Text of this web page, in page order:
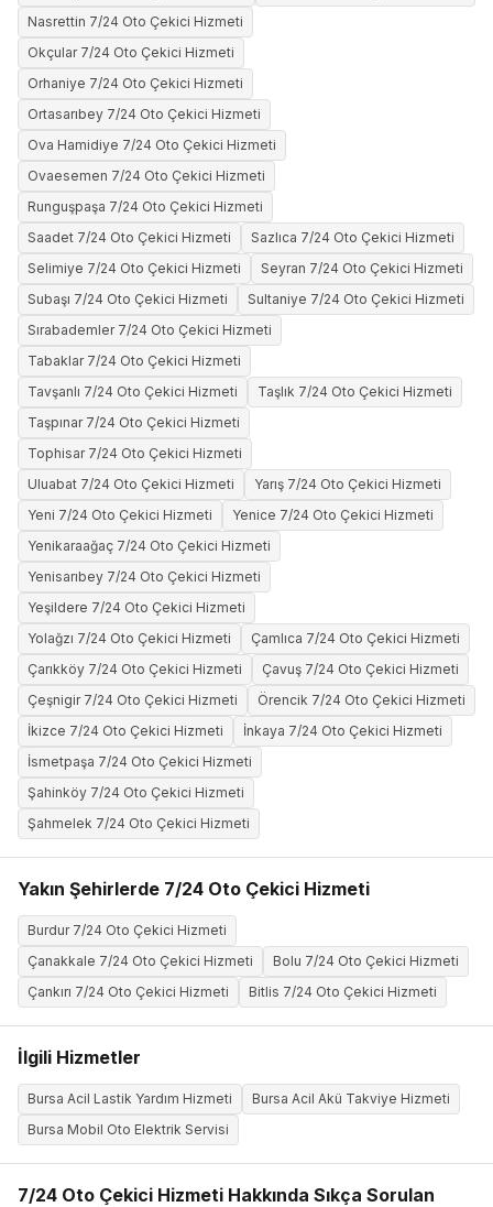
Nasrettin 7/24 Oto Çekici Hizmeti
Okçular 7/24 Oto Çekici Hizmeti
Orhaniye 7/24 Oto Çekici Hizmeti
Ortasarıbey 7/24 Oto Çekici Hizmeti
Ova Hamidiye 7/24 Oto Çekici Hizmeti
Ovaesemen 7/24 Oto Çekici Hizmeti
Runguşpaşa 7/24 Oto Çekici Hizmeti
Saadet 7/24 Oto Çekici Hizmeti
Sazlıca 7/24 Oto Çekici Hizmeti
Selimiye 7/24 Oto Çekici Hizmeti
Seyran 7/24 Oto Çekici Hizmeti
Subaşı 7/24 Oto Çekici Hizmeti
Sultaniye 7/24 Oto Çekici Hizmeti
Sırabademler 7/24 Oto Çekici Hizmeti
Tabaklar 7/24 Oto Çekici Hizmeti
Tavşanlı 7/24 Oto Çekici Hizmeti
Taşlık 7/24 Oto Çekici Hizmeti
Taşpınar 7/24 Oto Çekici Hizmeti
Tophisar 7/24 Oto Çekici Hizmeti
Uluabat 7/24 Oto Çekici Hizmeti
Yarış 7/24 Oto Çekici Hizmeti
Yeni 7/24 Oto Çekici Hizmeti
Yenice 7/24 Oto Çekici Hizmeti
Yenikaraağaç 7/24 Oto Çekici Hizmeti
Yenisarıbey 7/24 Oto Çekici Hizmeti
Yeşildere 7/24 Oto Çekici Hizmeti
Yolağzı 7/24 Oto Çekici Hizmeti
Çamlıca 7/24 Oto Çekici Hizmeti
Çarıkköy 7/24 Oto Çekici Hizmeti
Çavuş 7/24 Oto Çekici Hizmeti
Çeşnigir 7/24 Oto Çekici Hizmeti
Örencik 7/24 Oto Çekici Hizmeti
İkizce 7/24 Oto Çekici Hizmeti
İnkaya 7/24 Oto Çekici Hizmeti
İsmetpaşa 7/24 Oto Çekici Hizmeti
Şahinköy 7/24 Oto Çekici Hizmeti
Şahmelek 7/24 Oto Çekici Hizmeti
Yakın Şehirlerde 7/24 Oto Çekici Hizmeti
Burdur 7/24 Oto Çekici Hizmeti
Çanakkale 7/24 Oto Çekici Hizmeti
Bolu 7/24 Oto Çekici Hizmeti
Çankırı 7/24 Oto Çekici Hizmeti
Bitlis 7/24 Oto Çekici Hizmeti
İlgili Hizmetler
Bursa Acil Lastik Yardım Hizmeti
Bursa Acil Akü Takviye Hizmeti
Bursa Mobil Oto Elektrik Servisi
7/24 Oto Çekici Hizmeti Hakkında Sıkça Sorulan